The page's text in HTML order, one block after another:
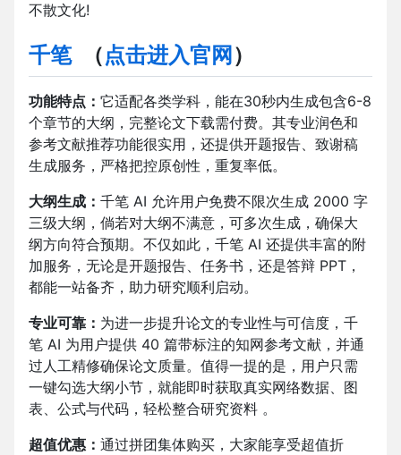
不散文化!
千笔（点击进入官网 ）
功能特点： 它适配各类学科，能在30秒内生成包含6-8
个章节的大纲，完整论文下载需付费。其专业润色和
参考文献推荐功能很实用，还提供开题报告、致谢稿
生成服务，严格把控原创性，重复率低。​
大纲生成： 千笔 AI 允许用户免费不限次生成 2000 字
三级大纲，倘若对大纲不满意，可多次生成，确保大
纲方向符合预期。不仅如此，千笔 AI 还提供丰富的附
加服务，无论是开题报告、任务书，还是答辩 PPT，
都能一站备齐，助力研究顺利启动。​
专业可靠： 为进一步提升论文的专业性与可信度，千
笔 AI 为用户提供 40 篇带标注的知网参考文献，并通
过人工精修确保论文质量。值得一提的是，用户只需
一键勾选大纲小节，就能即时获取真实网络数据、图
表、公式与代码，轻松整合研究资料 。​
超值优惠： 通过拼团集体购买，大家能享受超值折